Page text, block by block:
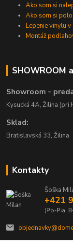
Ako som si
Ako som si
Lepenie vinylu
Montáž
SHOWROOM
Showroom -
Kysucká 4A, Žilina (pri
Sklad:
Bratislavská 33, Žilina
Kontakty
Šoška
+421
(Po-Pia,